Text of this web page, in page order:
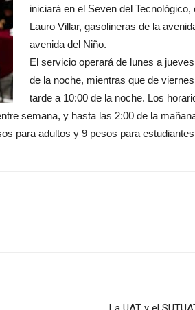
iniciará en el Seven del
Lauro Villar, gasolineras de la
avenida del Niño.
El servicio operará de lunes a
de la noche, mientras que de
tarde a 10:00 de la noche. Los
semana, y hasta las 2:00 de la
para adultos y 9 pesos para